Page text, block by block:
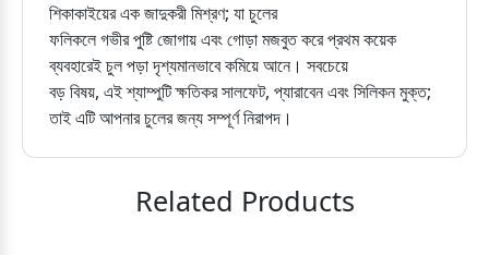
শিকাকাইয়ের এক জাদুকরী মিশ্রণ; যা চুলের
ফলিকলে গভীর পুষ্টি জোগায় এবং গোড়া মজবুত করে প্রথম কয়েক
ব্যবহারেই চুল পড়া দৃশ্যমানভাবে কমিয়ে আনে। সবচেয়ে
বড় বিষয়, এই শ্যাম্পুটি ক্ষতিকর সালফেট, প্যারাবেন এবং সিলিকন মুক্ত;
তাই এটি আপনার চুলের জন্য সম্পূর্ণ নিরাপদ।
Related Products